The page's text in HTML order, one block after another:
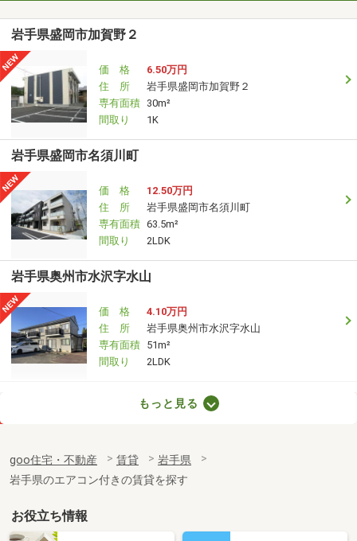
岩手県盛岡市加賀野２
価 格
6.50万円
住 所
岩手県盛岡市加賀野２
専有面積 30m²
間取り
1K
岩手県盛岡市名須川町
価 格
12.50万円
住 所
岩手県盛岡市名須川町
専有面積 63.5m²
間取り
2LDK
岩手県奥州市水沢字水山
価 格
4.10万円
住 所
岩手県奥州市水沢字水山
専有面積 51m²
間取り
2LDK
岩手県盛岡市津志田中央１
専有面積
42m²
間取り
1LDK
岩手県奥州市水沢字北栗林
もっと見る
goo住宅・不動産 賃貸
岩手県
岩手県のエアコン付きの賃貸を探す
お役立ち情報